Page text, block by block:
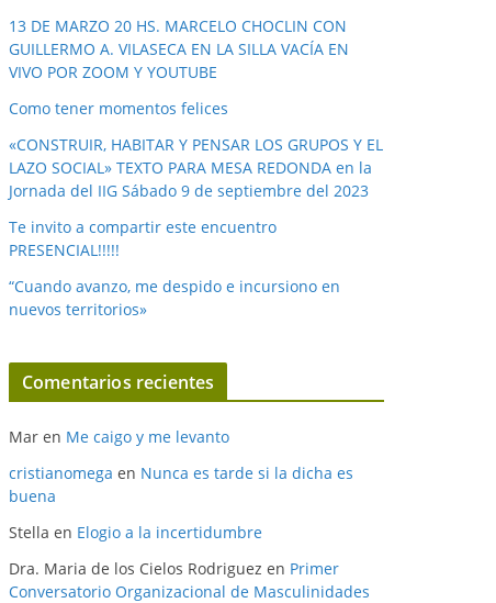
13 DE MARZO 20 HS. MARCELO CHOCLIN CON
GUILLERMO A. VILASECA EN LA SILLA VACÍA EN
VIVO POR ZOOM Y YOUTUBE
Como tener momentos felices
«CONSTRUIR, HABITAR Y PENSAR LOS GRUPOS Y EL
LAZO SOCIAL» TEXTO PARA MESA REDONDA en la
Jornada del IIG Sábado 9 de septiembre del 2023
Te invito a compartir este encuentro
PRESENCIAL!!!!!
“Cuando avanzo, me despido e incursiono en
nuevos territorios»
Comentarios recientes
Mar en Me caigo y me levanto
cristianomega en Nunca es tarde si la dicha es
buena
Stella en Elogio a la incertidumbre
Dra. Maria de los Cielos Rodriguez en Primer
Conversatorio Organizacional de Masculinidades